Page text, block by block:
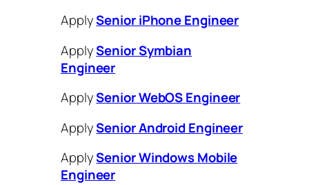
ApplySenior iPhone Engineer
ApplySenior Symbian
Engineer
ApplySenior WebOS Engineer
ApplySenior Android Engineer
ApplySenior Windows Mobile
Engineer